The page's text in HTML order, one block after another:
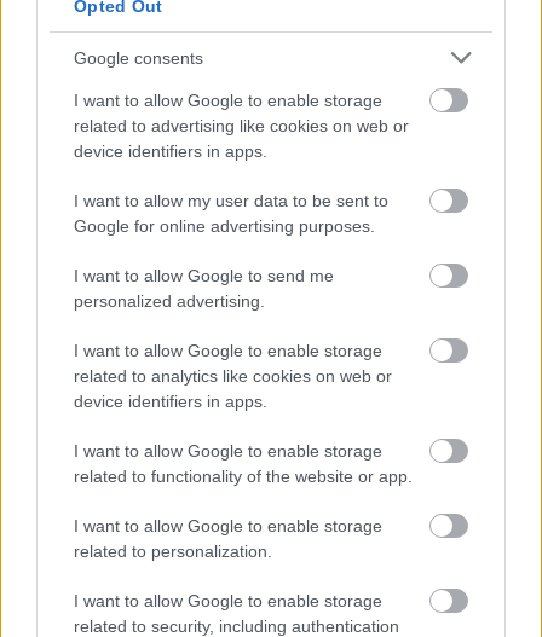
Opted Out
Google consents
I want to allow Google to enable storage
related to advertising like cookies on web or
device identifiers in apps.
I want to allow my user data to be sent to
Google for online advertising purposes.
I want to allow Google to send me
personalized advertising.
I want to allow Google to enable storage
related to analytics like cookies on web or
device identifiers in apps.
I want to allow Google to enable storage
related to functionality of the website or app.
I want to allow Google to enable storage
related to personalization.
I want to allow Google to enable storage
related to security, including authentication
Hogy az Akela sosem volt egy hétköznapi zenekar,
már régóta közismert. Náluk valahogy sosem
átlagos módon történnek a dolgok. Ezt most követő
Negyedszázados farkasok
Jubileumi Akela-koncert ma este a Club 202-
•2015. október 31.